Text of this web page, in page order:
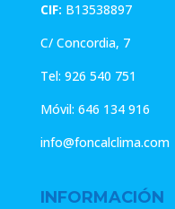
CIF: B13538897
C/ Concordia, 7
Tel: 926 540 751
Móvil: 646 134 916
info@foncalclima.com
INFORMACIÓN